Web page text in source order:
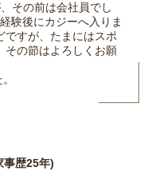
その前は会社員でし
験後にカジーへ入りま
ですが、たまにはスポ
その節はよろしくお願
。
事歴25年)